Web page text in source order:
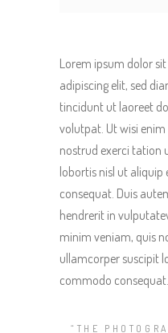
Lorem ipsum dolor
adipiscing elit, sed
tincidunt ut laoreet
volutpat. Ut wisi
nostrud exerci tation
lobortis nisl ut
consequat. Duis
hendrerit in
minim veniam, quis
ullamcorper suscipit
commodo consequat.
“THE